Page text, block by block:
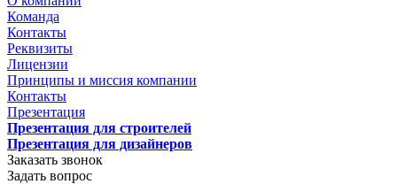
Команда
Контакты
Реквизиты
Лицензии
Принципы и миссия компании
Контакты
Презентация
Презентация для строителей
Презентация для дизайнеров
Заказать звонок
Задать вопрос